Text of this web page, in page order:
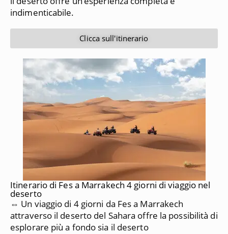
indimenticabile.
Clicca sull'itinerario
Itinerario di Fes a Marrakech 4 giorni di viaggio nel
deserto
⇔ Un viaggio di 4 giorni da Fes a Marrakech
attraverso il deserto del Sahara offre la possibilità di
esplorare più a fondo sia il deserto